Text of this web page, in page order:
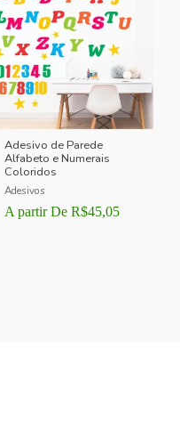
Adesivo de Parede
Alfabeto e Numerais
Coloridos
Adesivos
A partir De R$45,05